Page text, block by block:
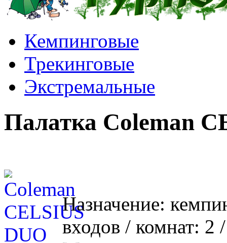
Кемпинговые
Трекинговые
Экстремальные
Палатка Coleman
Назначение:
входов / комнат: 2